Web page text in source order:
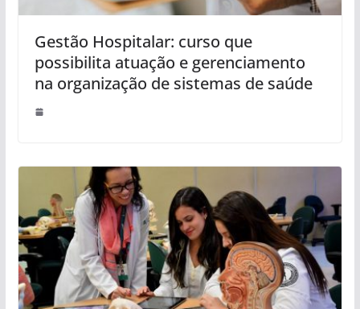
Gestão Hospitalar: curso que
possibilita atuação e gerenciamento
na organização de sistemas de saúde